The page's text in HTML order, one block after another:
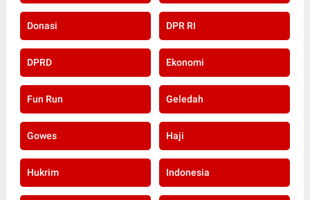
Dakwah Diskominfo
Donasi DPR RI
DPRD Ekonomi
Fun Run Geledah
Gowes Haji
Hukrim Indonesia